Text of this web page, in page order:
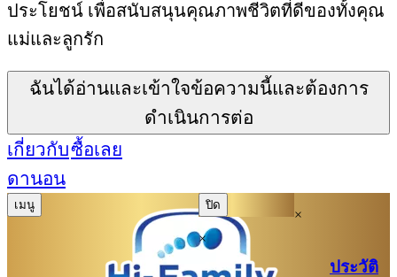
ประโยชน์ เพื่อสนับสนุนคุณภาพชีวิตที่ดีของทั้งคุณ
แม่และลูกรัก
ฉันได้อ่านและเข้าใจข้อความนี้และต้องการ
ดำเนินการต่อ
เกี่ยวกับ
ดานอน
ซื้อเลย
เมนู ปิด
×
×
ประวัติ